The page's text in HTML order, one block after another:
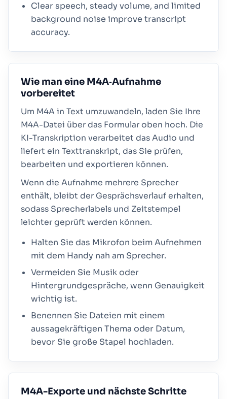
Clear speech, steady volume, and limited
background noise improve transcript
accuracy.
Wie man eine M4A‑Aufnahme
vorbereitet
Um M4A in Text umzuwandeln, laden Sie Ihre
M4A-Datei über das Formular oben hoch. Die
KI-Transkription verarbeitet das Audio und
liefert ein Texttranskript, das Sie prüfen,
bearbeiten und exportieren können.
Wenn die Aufnahme mehrere Sprecher
enthält, bleibt der Gesprächsverlauf erhalten,
sodass Sprecherlabels und Zeitstempel
leichter geprüft werden können.
Halten Sie das Mikrofon beim Aufnehmen
mit dem Handy nah am Sprecher.
Vermeiden Sie Musik oder
Hintergrundgespräche, wenn Genauigkeit
wichtig ist.
Benennen Sie Dateien mit einem
aussagekräftigen Thema oder Datum,
bevor Sie große Stapel hochladen.
M4A-Exporte und nächste Schritte